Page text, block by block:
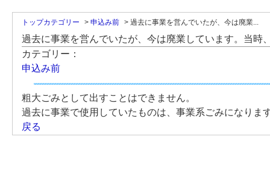
トップカテゴリー > 申込み前 > 過去に事業を営んでいたが、今は廃業...
過去に事業を営んでいたが、今は廃業しています。当
カテゴリー：
申込み前
粗大ごみとして出すことはできません。
過去に事業で使用していたものは、事業系ごみになりま
戻る